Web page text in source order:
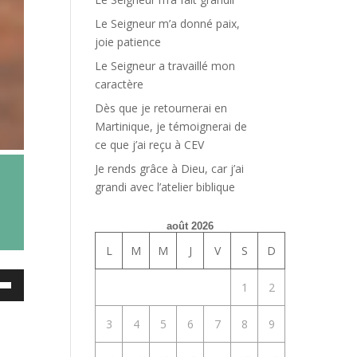
Le Seigneur m’a donné paix,
joie patience
Le Seigneur a travaillé mon
caractère
Dès que je retournerai en
Martinique, je témoignerai de
ce que j’ai reçu à CEV
Je rends grâce à Dieu, car j’ai
grandi avec l’atelier biblique
août 2026
L M M J V S D
1 2
3 4 5 6 7 8 9